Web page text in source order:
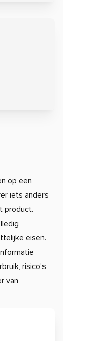
op een
iets anders
product.
eisen.
risico’s
van